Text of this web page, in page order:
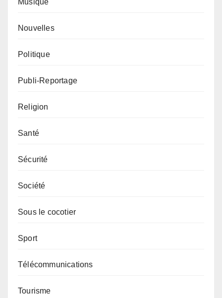
Nouvelles
Politique
Publi-Reportage
Religion
Santé
Sécurité
Société
Sous le cocotier
Sport
Télécommunications
Tourisme